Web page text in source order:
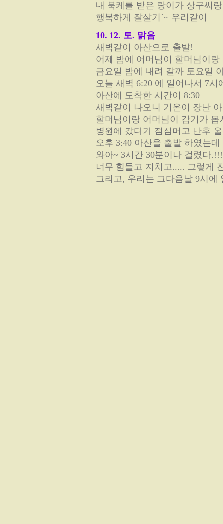
내 북케를 받은 랑이가 상구씨
행복하게 잘살기`~ 우리같이
10. 12. 토. 맑음
새벽같이 아산으로 출발!
어제 밤에 어머님이 할머님이
금요일 밤에 내려 갈까 토요일
오늘 새벽 6:20 에 일어나서 7시
아산에 도착한 시간이 8:30
새벽같이 나오니 기온이 장난
할머님이랑 어머님이 감기가
병원에 갔다가 점심머고 난후
오후 3:40 아산을 출발 하였는
와아~ 3시간 30분이나 걸렸다.!!!
너무 힘들고 지치고..... 그렇게
그리고, 우리는 그다음날 9시에